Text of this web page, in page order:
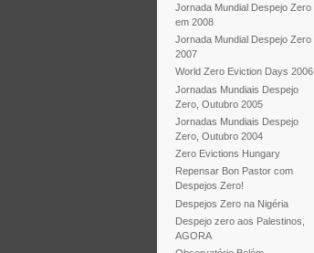
Jornada Mundial Despejo Zero
em 2008
Jornada Mundial Despejo Zero
2007
World Zero Eviction Days 2006
Jornadas Mundiais Despejo
Zero, Outubro 2005
Jornadas Mundiais Despejo
Zero, Outubro 2004
Zero Evictions Hungary
Repensar Bon Pastor com
Despejos Zero!
Despejos Zero na Nigéria
Despejo zero aos Palestinos,
AGORA